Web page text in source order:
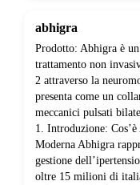
abhigra
Prodotto: Abhigra è
trattamento non
2 attraverso la
presenta come un
meccanici pulsati
1. Introduzione:
Moderna Abhigra
gestione
oltre 15 milioni di